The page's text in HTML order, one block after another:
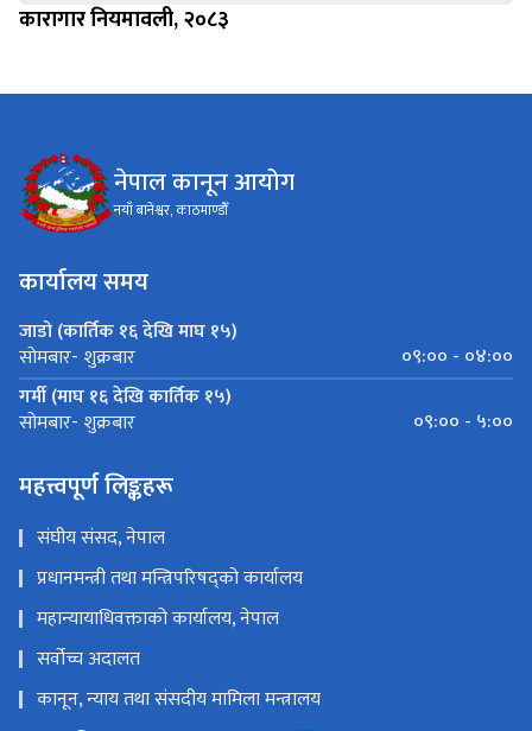
कारागार नियमावली, २०८३
नेपाल कानून आयोग
नयाँ बानेश्वर, काठमाण्डौँ
कार्यालय समय
जाडो (कार्तिक १६ देखि माघ १५)
सोमबार- शुक्रबार
०९:०० - ०४:००
गर्मी (माघ १६ देखि कार्तिक १५)
सोमबार- शुक्रबार ०९:०० - ५:००
महत्त्वपूर्ण लिङ्कहरू
संघीय संसद, नेपाल
प्रधानमन्त्री तथा मन्त्रिपरिषद्को कार्यालय
महान्यायाधिवक्ताको कार्यालय, नेपाल
सर्वोच्च अदालत
कानून, न्याय तथा संसदीय मामिला मन्त्रालय